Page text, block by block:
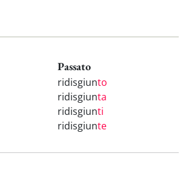
Passato
ridisgiunto
ridisgiunta
ridisgiunti
ridisgiunte